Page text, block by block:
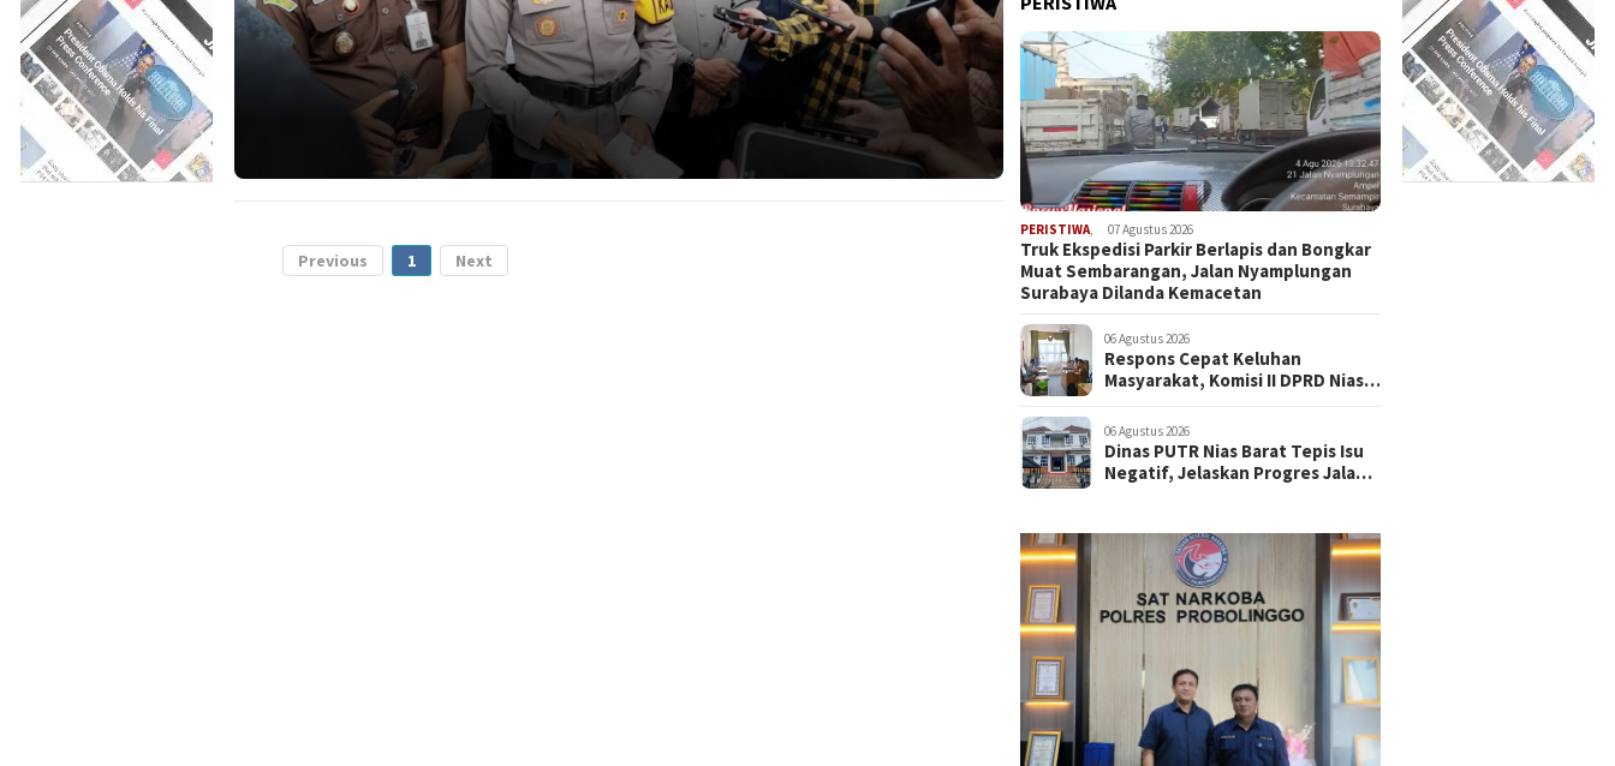
Previous 1 Next
PERISTIWA, 07 Agustus 2026
Truk Ekspedisi Parkir Berlapis dan Bongkar
Muat Sembarangan, Jalan Nyamplungan
Surabaya Dilanda Kemacetan
06 Agustus 2026
Respons Cepat Keluhan
Masyarakat, Komisi II DPRD Nias
Pembangunan RSU Cerah Medika
.
06 Agustus 2026
Dinas PUTR Nias Barat Tepis Isu
Negatif, Jelaskan Progres Jalan